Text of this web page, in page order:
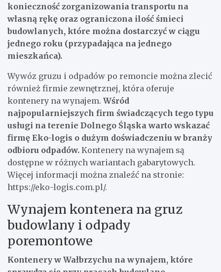
konieczność zorganizowania transportu na
własną rękę oraz ograniczona ilość śmieci
budowlanych, które można dostarczyć w ciągu
jednego roku (przypadająca na jednego
mieszkańca).
Wywóz gruzu i odpadów po remoncie można zlecić
również firmie zewnętrznej, która oferuje
kontenery na wynajem. Wśród
najpopularniejszych firm świadczących tego typu
usługi na terenie Dolnego Śląska warto wskazać
firmę Eko-logis o dużym doświadczeniu w branży
odbioru odpadów. Kontenery na wynajem są
dostępne w różnych wariantach gabarytowych.
Więcej informacji można znaleźć na stronie:
https://eko-logis.com.pl/.
Wynajem kontenera na gruz
budowlany i odpady
poremontowe
Kontenery w Wałbrzychu na wynajem, które